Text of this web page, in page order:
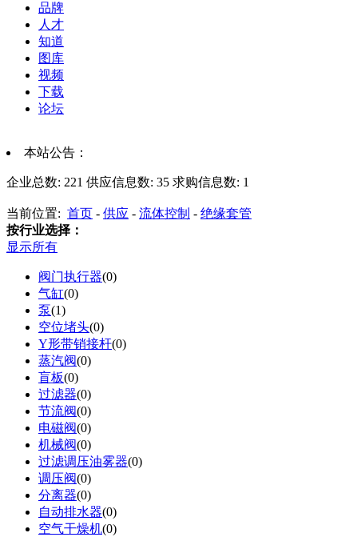
品牌
人才
知道
图库
视频
下载
论坛
本站公告：
企业总数: 221 供应信息数: 35 求购信息数: 1
当前位置: 首页 - 供应 - 流体控制 - 绝缘套管
按行业选择：
显示所有
阀门执行器(0)
气缸(0)
泵(1)
空位堵头(0)
Y形带销接杆(0)
蒸汽阀(0)
盲板(0)
过滤器(0)
节流阀(0)
电磁阀(0)
机械阀(0)
过滤调压油雾器(0)
调压阀(0)
分离器(0)
自动排水器(0)
空气干燥机(0)